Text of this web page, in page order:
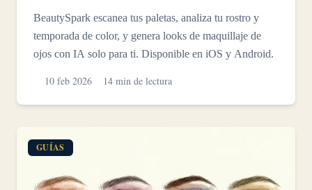
BeautySpark escanea tus paletas, analiza tu rostro y
temporada de color, y genera looks de maquillaje de
ojos con IA solo para ti. Disponible en iOS y Android.
10 feb 2026 14 min de lectura
GUÍAS